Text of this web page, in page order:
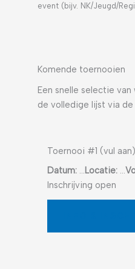
event (bijv. NK/Jeugd/
Komende toernooien
Een snelle selectie
de volledige lijst via
Toernooi #1 (vul aan)
Datum:…Locatie:…
Inschrijving open